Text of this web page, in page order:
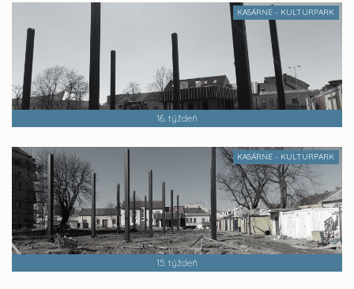
KASÁRNE - KULTURPARK
16. týždeň
KASÁRNE - KULTURPARK
15. týždeň